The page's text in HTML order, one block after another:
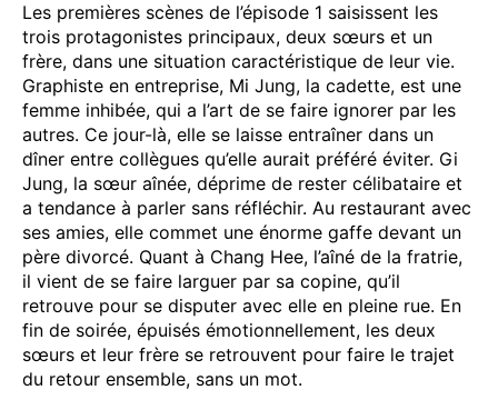
Les premières scènes de l’épisode 1 saisissent les
trois protagonistes principaux, deux sœurs et un
frère, dans une situation caractéristique de leur vie.
Graphiste en entreprise, Mi Jung, la cadette, est une
femme inhibée, qui a l’art de se faire ignorer par les
autres. Ce jour-là, elle se laisse entraîner dans un
dîner entre collègues qu’elle aurait préféré éviter. Gi
Jung, la sœur aînée, déprime de rester célibataire et
a tendance à parler sans réfléchir. Au restaurant avec
ses amies, elle commet une énorme gaffe devant un
père divorcé. Quant à Chang Hee, l’aîné de la fratrie,
il vient de se faire larguer par sa copine, qu’il
retrouve pour se disputer avec elle en pleine rue. En
fin de soirée, épuisés émotionnellement, les deux
sœurs et leur frère se retrouvent pour faire le trajet
du retour ensemble, sans un mot.